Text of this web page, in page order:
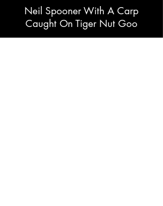
Neil Spooner With A Carp
Caught On Tiger Nut Goo